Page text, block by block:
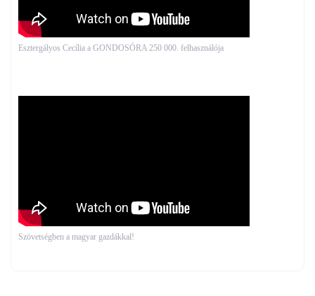
Esztergályos Cecília a GONDOSÓRA 250 000. felhasználója
Szövetségben a magyar gazdákkal!